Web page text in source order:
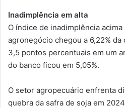
Inadimplência em alta
O índice de inadimplência acima
agronegócio chegou a 6,22%
3,5 pontos percentuais em um
do banco ficou em 5,05%.
O setor agropecuário enfrenta
quebra da safra de soja em